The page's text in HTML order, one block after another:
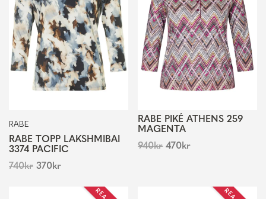
RABE
RABE TOPP LAKSHMIBAI
3374 PACIFIC
740kr 370kr
RABE PIKÉ ATHENS 259
MAGENTA
940kr 470kr